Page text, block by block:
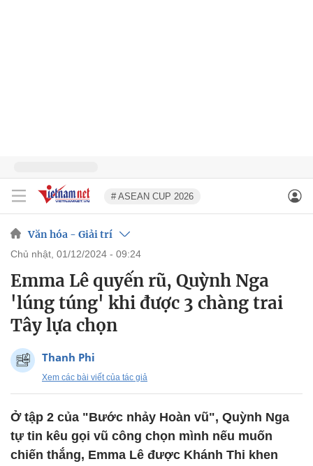
# ASEAN CUP 2026
Văn hóa - Giải trí
chủ nhật, 01/12/2024 - 09:24
Emma Lê quyến rũ, Quỳnh Nga
'lúng túng' khi được 3 chàng trai
Tây lựa chọn
Thanh Phi
Xem các bài viết của tác giả
Ở tập 2 của "Bước nhảy Hoàn vũ", Quỳnh Nga
tự tin kêu gọi vũ công chọn mình nếu muốn
chiến thắng, Emma Lê được Khánh Thi khen